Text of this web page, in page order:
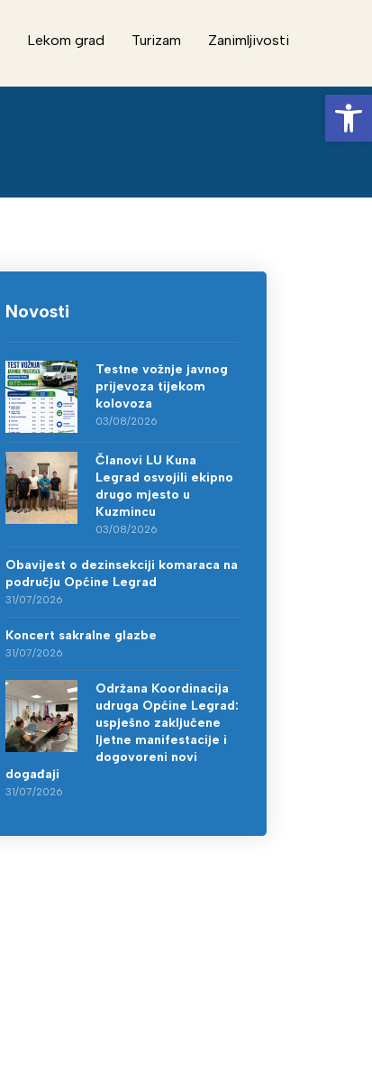
Lekom grad Turizam
Zanimljivosti
Novosti
Testne vožnje javnog
prijevoza tijekom
kolovoza
03/08/2026
Članovi LU Kuna
Legrad osvojili ekipno
drugo mjesto u
Kuzmincu
03/08/2026
Obavijest o dezinsekciji komaraca na
području Općine Legrad
31/07/2026
Koncert sakralne glazbe
31/07/2026
Održana Koordinacija
udruga Općine Legrad:
uspješno zaključene
ljetne manifestacije i
dogovoreni novi
događaji
31/07/2026